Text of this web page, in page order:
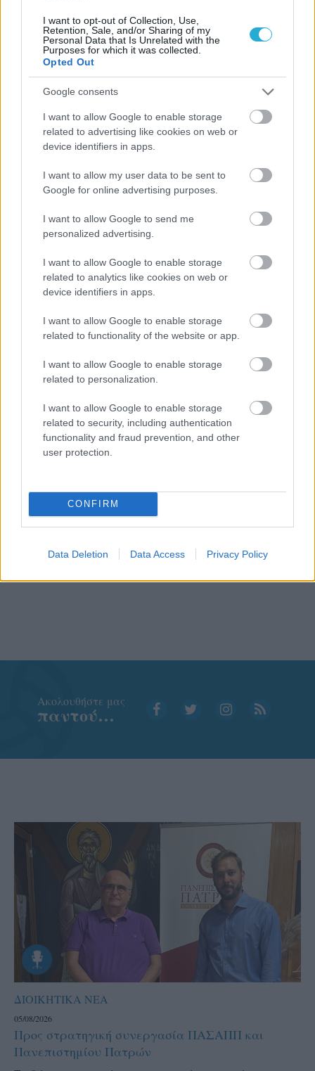
I want to opt-out of Collection, Use,
Retention, Sale, and/or Sharing of my
Personal Data that Is Unrelated with the
Purposes for which it was collected.
Opted Out
Google consents
I want to allow Google to enable storage
related to advertising like cookies on web or
device identifiers in apps.
I want to allow my user data to be sent to
Google for online advertising purposes.
I want to allow Google to send me
personalized advertising.
I want to allow Google to enable storage
related to analytics like cookies on web or
device identifiers in apps.
I want to allow Google to enable storage
related to functionality of the website or app.
I want to allow Google to enable storage
related to personalization.
I want to allow Google to enable storage
related to security, including authentication
functionality and fraud prevention, and other
user protection.
CONFIRM
Data Deletion Data Access Privacy Policy
ιστορία
οι σημαντικότερες νίκες του
Α.Ο. Θήρας
Aκολουθήστε μας
παντού…
ΔΙΟΙΚΗΤΙΚΑ ΝΕΑ
05/08/2026
Προς στρατηγική συνεργασία ΠΑΣΑΠΠ και
Πανεπιστημίου Πατρών